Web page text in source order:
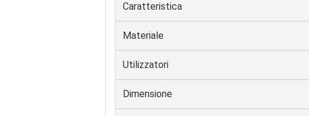
Caratteristica
Materiale
Utilizzatori
Dimensione